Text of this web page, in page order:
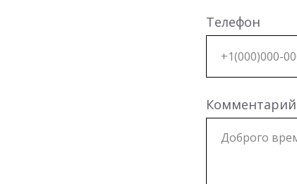
Телефон
Комментарий